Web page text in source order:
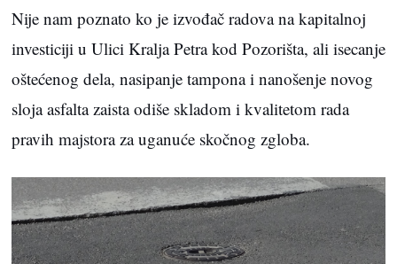
Nije nam poznato ko je izvođač radova na kapitalnoj
investiciji u Ulici Kralja Petra kod Pozorišta, ali isecanje
oštećenog dela, nasipanje tampona i nanošenje novog
sloja asfalta zaista odiše skladom i kvalitetom rada
pravih majstora za uganuće skočnog zgloba.